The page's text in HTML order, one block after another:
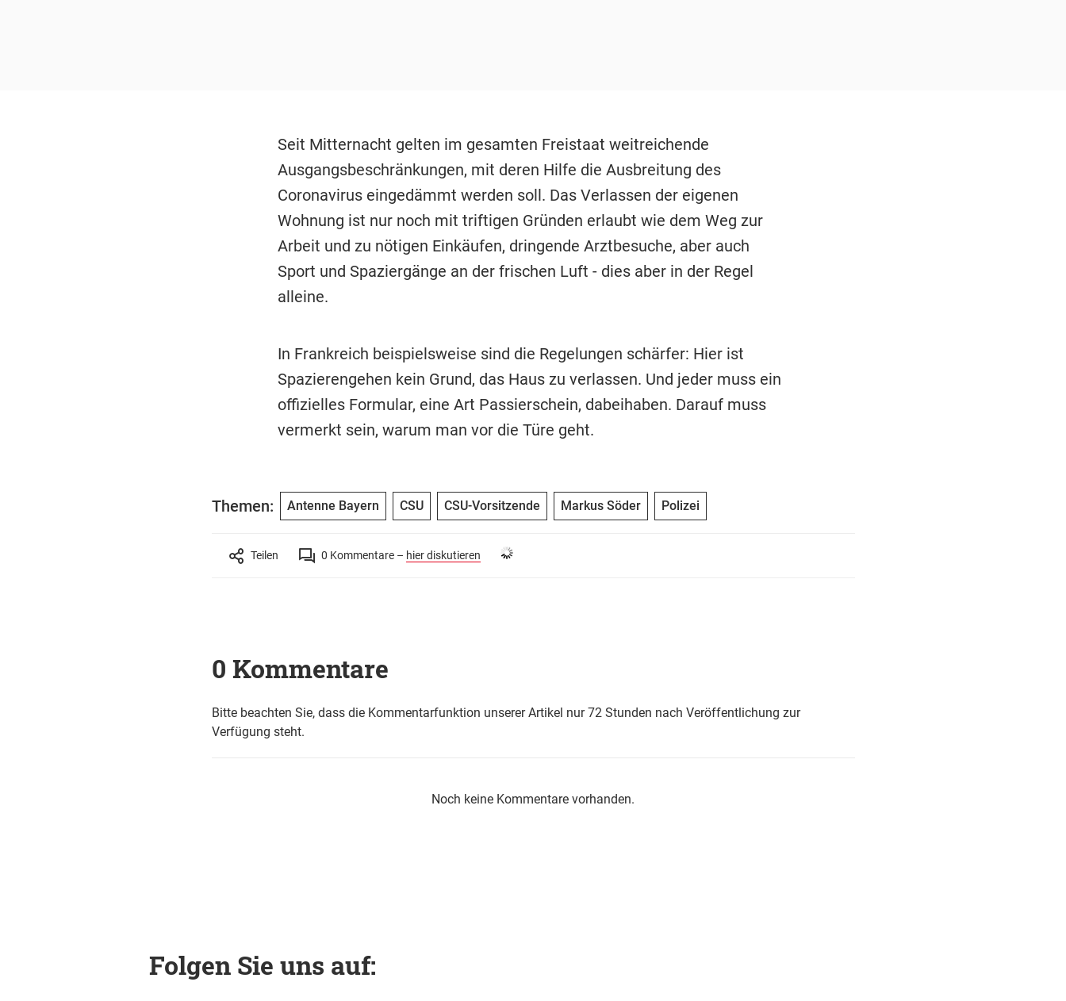
Seit Mitternacht gelten im gesamten Freistaat weitreichende
Ausgangsbeschränkungen, mit deren Hilfe die Ausbreitung des
Coronavirus eingedämmt werden soll. Das Verlassen der eigenen
Wohnung ist nur noch mit triftigen Gründen erlaubt wie dem Weg zur
Arbeit und zu nötigen Einkäufen, dringende Arztbesuche, aber auch
Sport und Spaziergänge an der frischen Luft - dies aber in der Regel
alleine.
In Frankreich beispielsweise sind die Regelungen schärfer: Hier ist
Spazierengehen kein Grund, das Haus zu verlassen. Und jeder muss ein
offizielles Formular, eine Art Passierschein, dabeihaben. Darauf muss
vermerkt sein, warum man vor die Türe geht.
Themen: Antenne Bayern CSU CSU-Vorsitzende Markus Söder Polizei
Teilen 0 Kommentare – hier diskutieren
0 Kommentare
Bitte beachten Sie, dass die Kommentarfunktion unserer Artikel nur 72 Stunden nach Veröffentlichung zur
Verfügung steht.
Noch keine Kommentare vorhanden.
Folgen Sie uns auf: